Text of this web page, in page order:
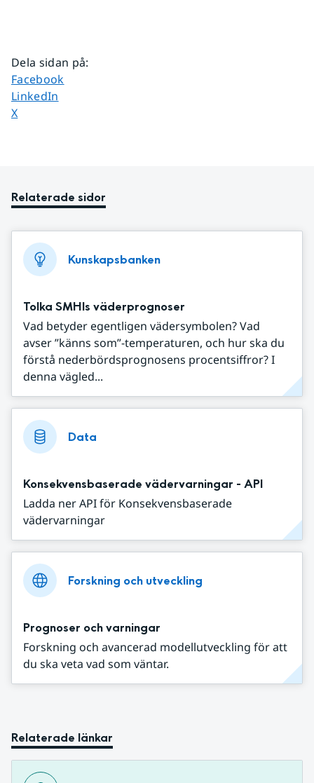
Dela sidan på:
Dela sidan på
Facebook
Dela sidan på
LinkedIn
Dela sidan på
X
Relaterade sidor
Kunskapsbanken
Tolka SMHIs väderprognoser
Vad betyder egentligen vädersymbolen? Vad
avser ”känns som”-temperaturen, och hur ska du
förstå nederbördsprognosens procentsiffror? I
denna vägled...
Data
Konsekvensbaserade vädervarningar - API
Ladda ner API för Konsekvensbaserade
vädervarningar
Forskning och utveckling
Prognoser och varningar
Forskning och avancerad modellutveckling för att
du ska veta vad som väntar.
Relaterade länkar